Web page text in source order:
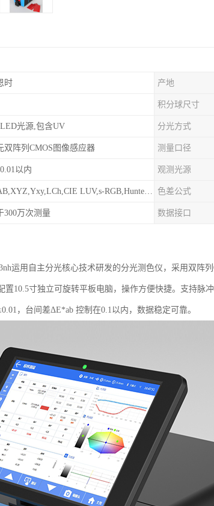
时 产地
积分球尺寸
光源,包含UV 分光方式
双阵列CMOS图像感应器 测量口径
以内 观测光源
CIE LAB,XYZ,Yxy,LCh,CIE LUV,s-RGB,HunterLab,βxy,DIN Lab99 色差公式
300万次测量 数据接口
运用自主分光核心技术研发的分光测色仪，采用双阵
置10.5寸独立可旋转平板电脑，操作方便快捷。支持脉
，台间差ΔE*ab 控制在0.1以内，数据稳定可靠。